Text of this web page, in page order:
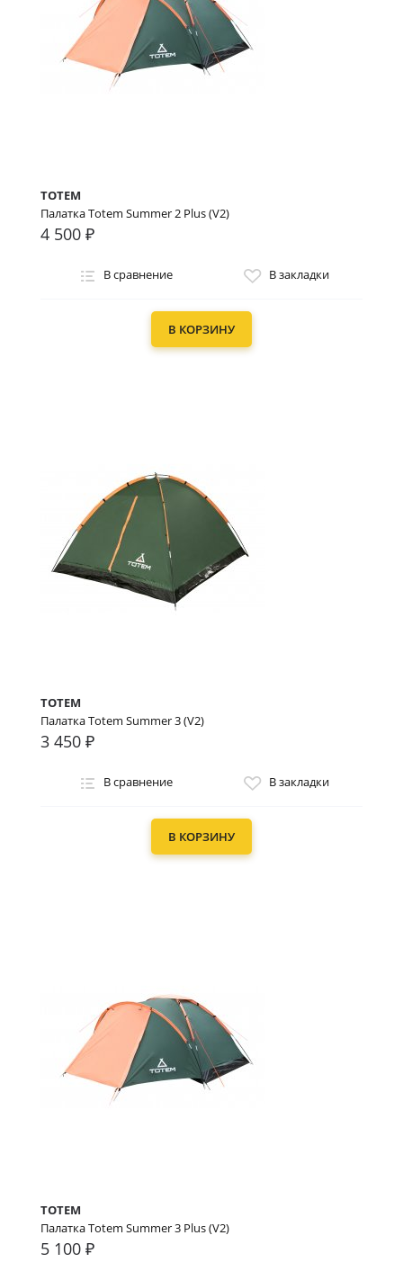
TOTEM
Палатка Totem Summer 2 Plus (V2)
4 500 ₽
В сравнение В закладки
В КОРЗИНУ
TOTEM
Палатка Totem Summer 3 (V2)
3 450 ₽
В сравнение В закладки
В КОРЗИНУ
TOTEM
Палатка Totem Summer 3 Plus (V2)
5 100 ₽